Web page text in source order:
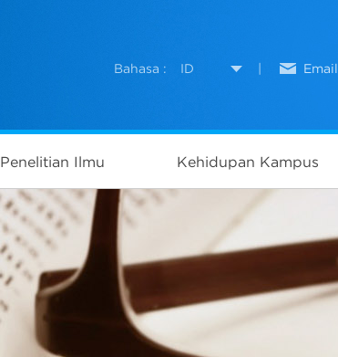
Bahasa : ID Email
Penelitian Ilmu Kehidupan Kampus